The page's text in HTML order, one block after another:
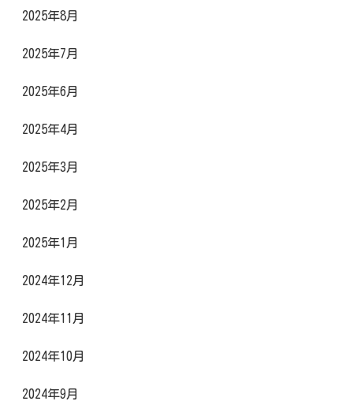
2025年8月
2025年7月
2025年6月
2025年4月
2025年3月
2025年2月
2025年1月
2024年12月
2024年11月
2024年10月
2024年9月